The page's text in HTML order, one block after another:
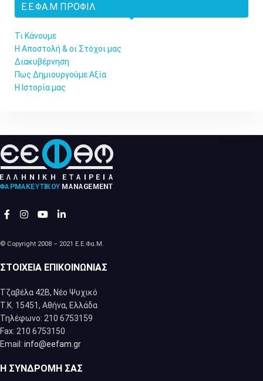
Ε.Ε.ΦΑ.Μ ΠΡΟΦΊΛ
Τι Κάνουμε
Η Αποστολή & οι Στόχοι μας
Διακυβέρνηση
Πως Δημιουργούμε Αξία
Η Ιστορία μας
© Copyright 2008 – 2021 Ε.Ε.Φα.Μ.
ΣΤΟΙΧΕΊΑ ΕΠΙΚΟΙΝΩΝΊΑΣ
Τζαβέλα 42Β, Νέο Ψυχικό
Τ.Κ. 15451, Αθήνα, Eλλάδα
Τηλέφωνο: 210 6753159
Fax: 210 6753150
Email: info@eefam.gr
Η ΣΥΝΔΡΟΜΉ ΣΑΣ